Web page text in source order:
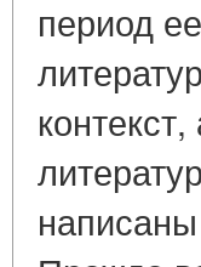
период